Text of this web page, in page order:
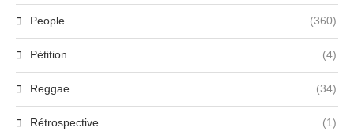
People (360)
Pétition (4)
Reggae (34)
Rétrospective (1)